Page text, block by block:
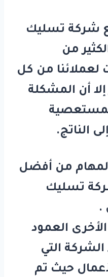
شركة تسليك
من
لعملائنا من كل
أن المشكلة
الناتج.
المهام من أفضل
تسليك
.
الأخرى العمود
التي
حيث تم